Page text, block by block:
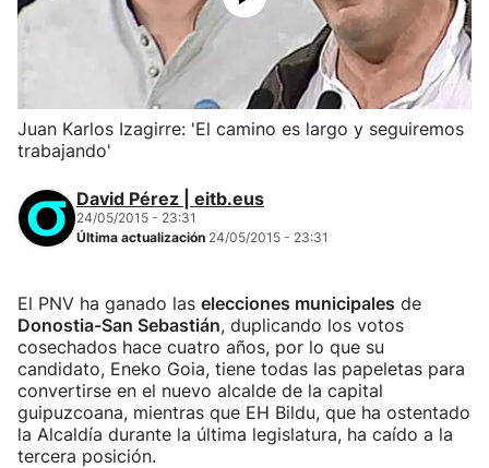
Juan Karlos Izagirre: 'El camino es largo y seguiremos
trabajando'
David Pérez | eitb.eus
24/05/2015 - 23:31
Última actualización 24/05/2015 - 23:31
El PNV ha ganado las elecciones municipales de
Donostia-San Sebastián, duplicando los votos
cosechados hace cuatro años, por lo que su
candidato, Eneko Goia, tiene todas las papeletas para
convertirse en el nuevo alcalde de la capital
guipuzcoana, mientras que EH Bildu, que ha ostentado
la Alcaldía durante la última legislatura, ha caído a la
tercera posición.